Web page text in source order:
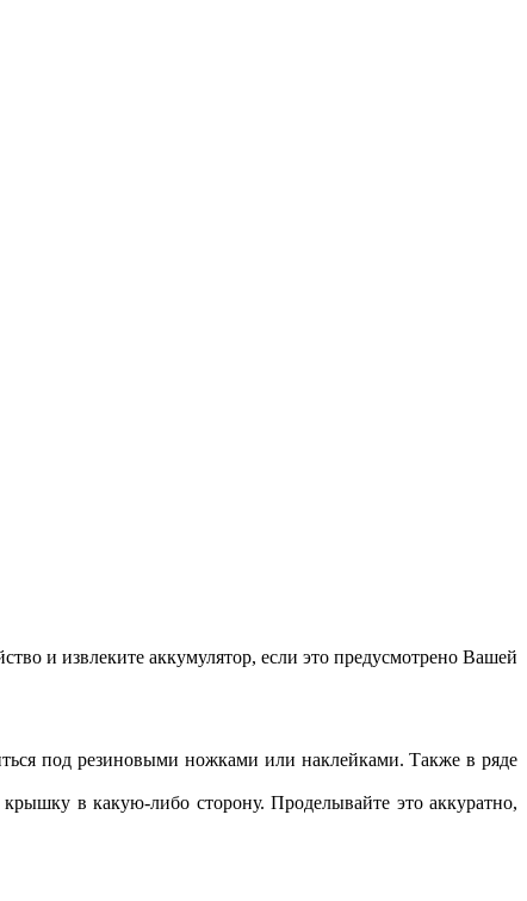
и извлеките аккумулятор, если это предусмотрено Вашей
под резиновыми ножками или наклейками. Также в ряде
в какую-либо сторону. Проделывайте это аккуратно,